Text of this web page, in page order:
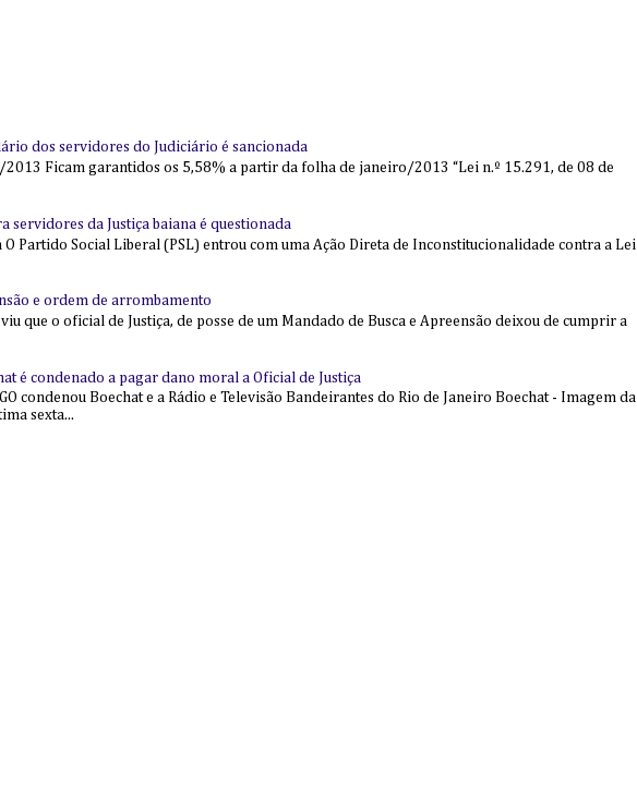
dos servidores do Judiciário é sancionada
2013 Ficam garantidos os 5,58% a partir da folha de janeiro/2013 “Lei n.º 15.291, de 08 de
servidores da Justiça baiana é questionada
O Partido Social Liberal (PSL) entrou com uma Ação Direta de Inconstitucionalidade contra a Lei
e ordem de arrombamento
que o oficial de Justiça, de posse de um Mandado de Busca e Apreensão deixou de cumprir a
é condenado a pagar dano moral a Oficial de Justiça
condenou Boechat e a Rádio e Televisão Bandeirantes do Rio de Janeiro Boechat - Imagem da
sexta...